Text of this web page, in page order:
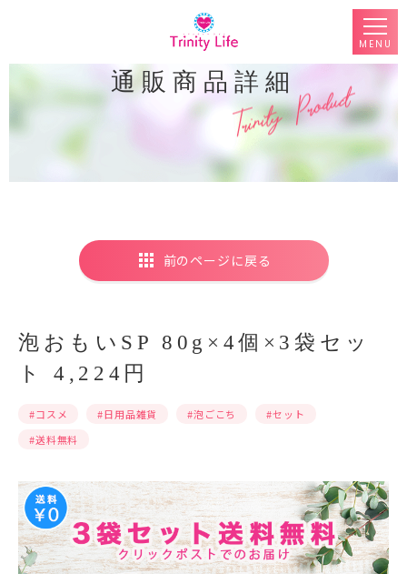
MENU
通販商品詳細
前のページに戻る
泡おもいSP 80g×4個×3袋セッ
ト 4,224円
#コスメ #⽇⽤品雑貨 #泡ごこち
#セット
#送料無料